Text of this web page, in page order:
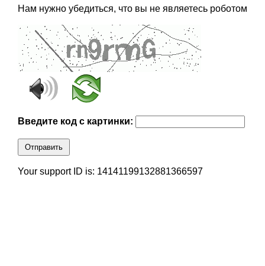
Нам нужно убедиться, что вы не являетесь роботом
Введите код с картинки:
Отправить
Your support ID is: 14141199132881366597